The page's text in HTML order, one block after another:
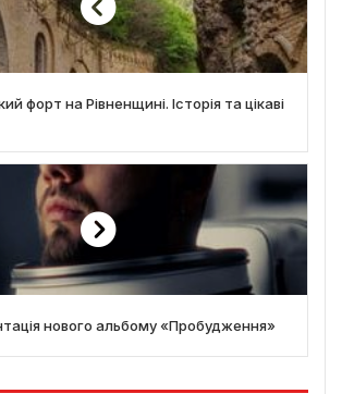
форт на Рівненщині. Історія та цікаві
нового альбому «Пробудження»